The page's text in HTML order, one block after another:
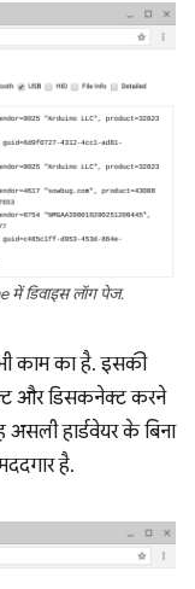
में डिवाइस लॉग पेज.
काम का है. इसकी
और डिसकनेक्ट करने
असली हार्डवेयर के बिना
है.